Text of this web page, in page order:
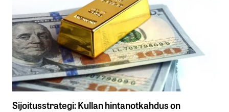
Sijoitusstrategi: Kullan hintanotkahdus on